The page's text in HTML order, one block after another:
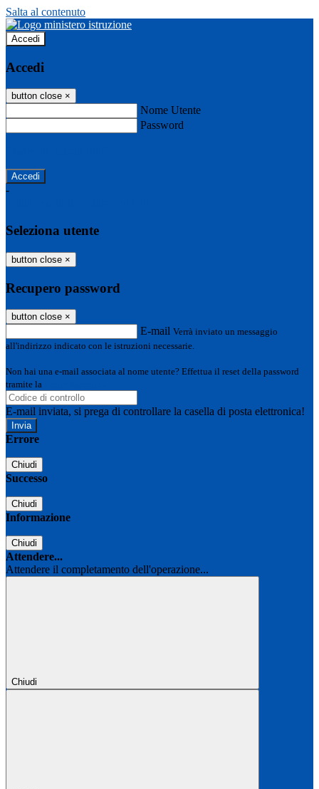
Salta al contenuto
Accedi
Accedi
button close ×
Nome Utente
Password
-
Seleziona utente
button close ×
Recupero password
button close ×
E-mail Verrà inviato un messaggio
all'indirizzo indicato con le istruzioni necessarie.
Non hai una e-mail associata al nome utente? Effettua il reset della password
tramite la
E-mail inviata, si prega di controllare la casella di posta elettronica!
Errore
Chiudi
Successo
Chiudi
Informazione
Chiudi
Attendere...
Attendere il completamento dell'operazione...
Chiudi